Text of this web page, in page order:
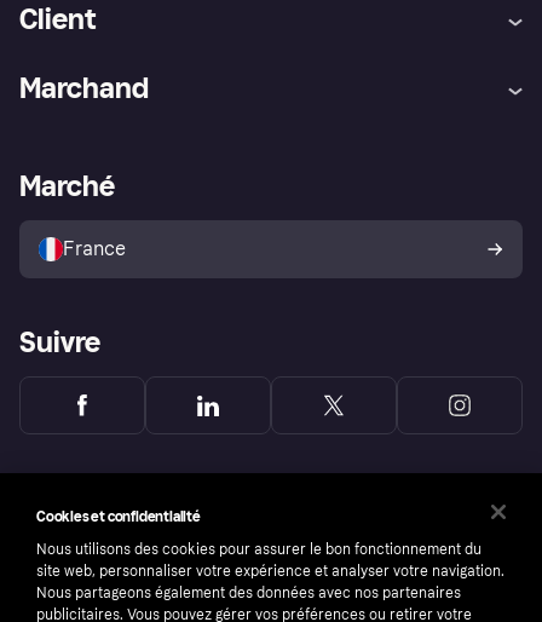
Client
Explorez les magasins
Politique de protection de
l’acheteur Klarna
Marchand
Portail Marchand
Marché
France
Suivre
Cookies et confidentialité
Nous utilisons des cookies pour assurer le bon fonctionnement du
site web, personnaliser votre expérience et analyser votre navigation.
Nous partageons également des données avec nos partenaires
publicitaires. Vous pouvez gérer vos préférences ou retirer votre